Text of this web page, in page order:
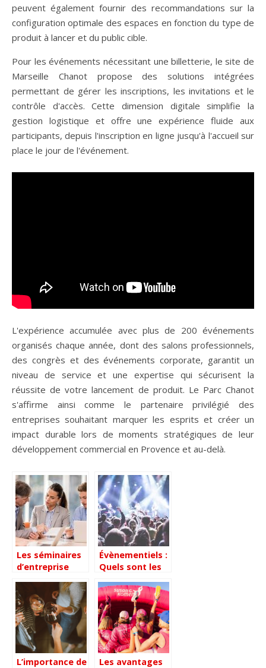
peuvent également fournir des recommandations sur la
configuration optimale des espaces en fonction du type de
produit à lancer et du public cible.
Pour les événements nécessitant une billetterie, le site de
Marseille Chanot propose des solutions intégrées
permettant de gérer les inscriptions, les invitations et le
contrôle d'accès. Cette dimension digitale simplifie la
gestion logistique et offre une expérience fluide aux
participants, depuis l'inscription en ligne jusqu'à l'accueil sur
place le jour de l'événement.
L'expérience accumulée avec plus de 200 événements
organisés chaque année, dont des salons professionnels,
des congrès et des événements corporate, garantit un
niveau de service et une expertise qui sécurisent la
réussite de votre lancement de produit. Le Parc Chanot
s'affirme ainsi comme le partenaire privilégié des
entreprises souhaitant marquer les esprits et créer un
impact durable lors de moments stratégiques de leur
développement commercial en Provence et au-delà.
Les séminaires
d’entreprise
management
d’entreprise
Évènementiels :
Quels sont les
matériels
incontournables
?
L’importance de
Les avantages